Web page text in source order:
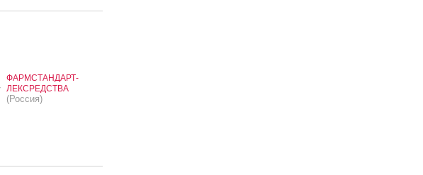
ФАРМСТАНДАРТ-
ЛЕКСРЕДСТВА
(Россия)